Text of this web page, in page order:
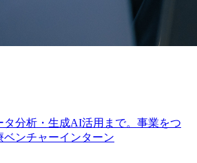
タ分析・生成AI活用まで。事業をつ
ベンチャーインターン